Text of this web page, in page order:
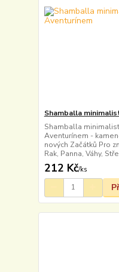
Shamballa
Shamballa
Aventurínem -
nových Začátků Pro
Rak, Panna, Váhy,
212 Kč/ks